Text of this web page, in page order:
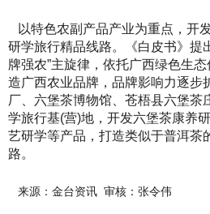
以特色农副产品产业为重点，开
研学旅行精品线路。《白皮书》提
牌强农”主旋律，依托广西绿色生
造广西农业品牌，品牌影响力逐步
厂、六堡茶博物馆、苍梧县六堡茶
学旅行基(营)地，开发六堡茶康养
艺研学等产品，打造类似于普洱茶
路。
来源：金台资讯 审核：张令伟